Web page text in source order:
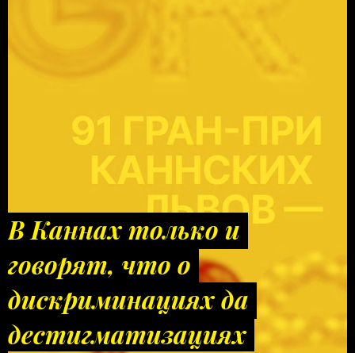
В Каннах только и
говорят, что о
дискриминациях да
дестигматизациях